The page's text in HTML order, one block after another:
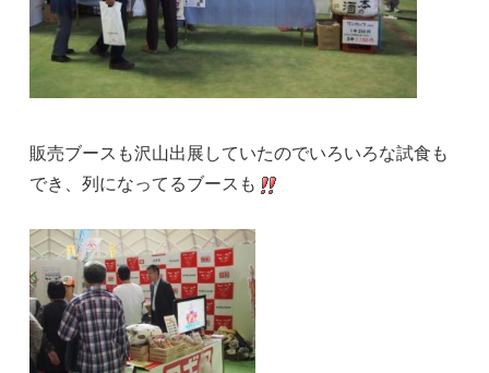
販売ブースも沢山出展していたのでいろいろな試食も
でき、列になってるブースも